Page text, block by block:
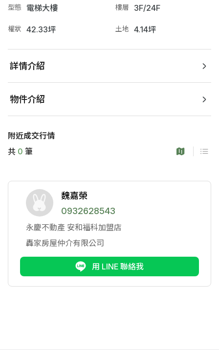
型態 電梯大樓 樓層 3F/24F
權狀 42.33坪 土地 4.14坪
詳情介紹
物件介紹
附近成交行情
共 0 筆
魏嘉榮
0932628543
永慶不動產 安和福科加盟店
轟家房屋仲介有限公司
用 LINE 聯絡我